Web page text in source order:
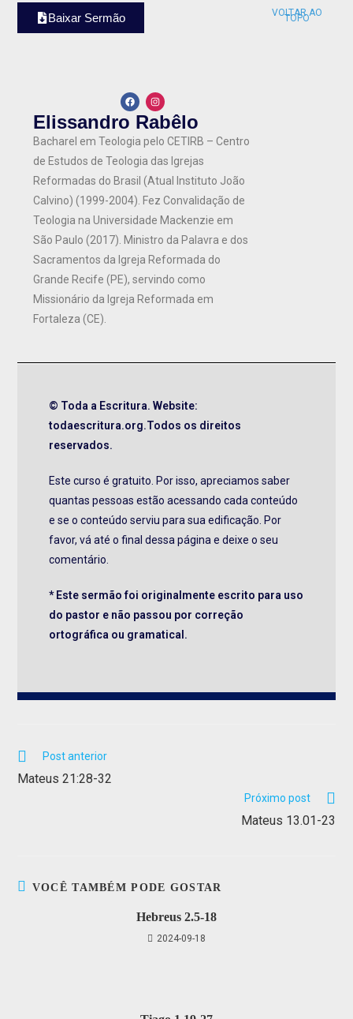
Baixar Sermão VOLTAR AO
TOPO
Elissandro Rabêlo
Bacharel em Teologia pelo CETIRB – Centro
de Estudos de Teologia das Igrejas
Reformadas do Brasil (Atual Instituto João
Calvino) (1999-2004). Fez Convalidação de
Teologia na Universidade Mackenzie em
São Paulo (2017). Ministro da Palavra e dos
Sacramentos da Igreja Reformada do
Grande Recife (PE), servindo como
Missionário da Igreja Reformada em
Fortaleza (CE).
© Toda a Escritura. Website:
todaescritura.org.Todos os direitos
reservados.
Este curso é gratuito. Por isso, apreciamos saber
quantas pessoas estão acessando cada conteúdo
e se o conteúdo serviu para sua edificação. Por
favor, vá até o final dessa página e deixe o seu
comentário.
* Este sermão foi originalmente escrito para uso
do pastor e não passou por correção
ortográfica ou gramatical.
Post anterior
Mateus 21:28-32
Próximo post
Mateus 13.01-23
VOCÊ TAMBÉM PODE GOSTAR
Hebreus 2.5-18
2024-09-18